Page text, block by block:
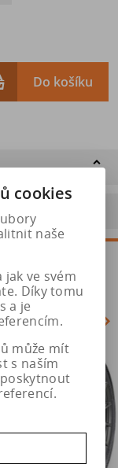
Do košíku
cookies
naše
ve svém
Díky tomu
a je
může mít
s naším